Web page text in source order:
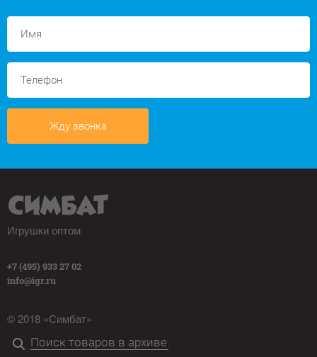
Жду звонка
Игрушки оптом
+7 (495) 933 27 02
info@igr.ru
© 2018 «Симбат»